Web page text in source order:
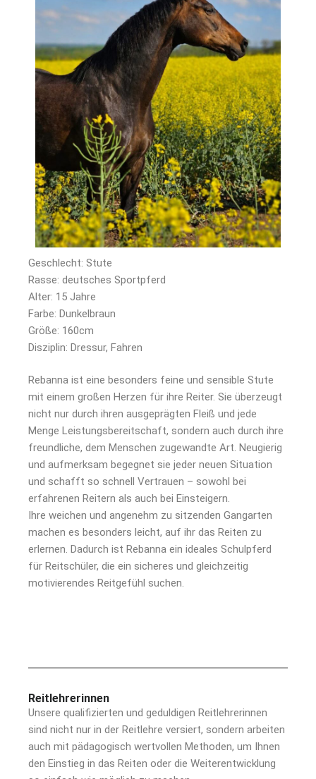
Geschlecht: Stute
Rasse: deutsches Sportpferd
Alter: 15 Jahre
Farbe: Dunkelbraun
Größe: 160cm
Disziplin: Dressur, Fahren
Rebanna ist eine besonders feine und sensible Stute
mit einem großen Herzen für ihre Reiter. Sie überzeugt
nicht nur durch ihren ausgeprägten Fleiß und jede
Menge Leistungsbereitschaft, sondern auch durch ihre
freundliche, dem Menschen zugewandte Art. Neugierig
und aufmerksam begegnet sie jeder neuen Situation
und schafft so schnell Vertrauen – sowohl bei
erfahrenen Reitern als auch bei Einsteigern.
Ihre weichen und angenehm zu sitzenden Gangarten
machen es besonders leicht, auf ihr das Reiten zu
erlernen. Dadurch ist Rebanna ein ideales Schulpferd
für Reitschüler, die ein sicheres und gleichzeitig
motivierendes Reitgefühl suchen.
Reitlehrerinnen
Unsere qualifizierten und geduldigen Reitlehrerinnen
sind nicht nur in der Reitlehre versiert, sondern arbeiten
auch mit pädagogisch wertvollen Methoden, um Ihnen
den Einstieg in das Reiten oder die Weiterentwicklung